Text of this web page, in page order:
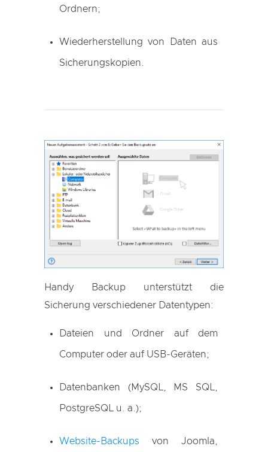
Ordnern;
Wiederherstellung von Daten aus
Sicherungskopien.
Handy Backup unterstützt die
Sicherung verschiedener Datentypen:
Dateien und Ordner auf dem
Computer oder auf USB-Geräten;
Datenbanken (MySQL, MS SQL,
PostgreSQL u. a.);
Website-Backups von Joomla,